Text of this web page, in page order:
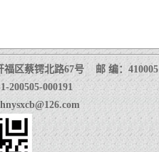
区蔡锷北路67号 邮 编：410005
000191